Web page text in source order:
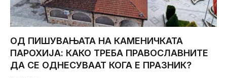
ОД ПИШУВАЊАТА НА КАМЕНИЧКАТА
ПАРОХИЈА: КАКО ТРЕБА ПРАВОСЛАВНИТЕ
ДА СЕ ОДНЕСУВААТ КОГА Е ПРАЗНИК?